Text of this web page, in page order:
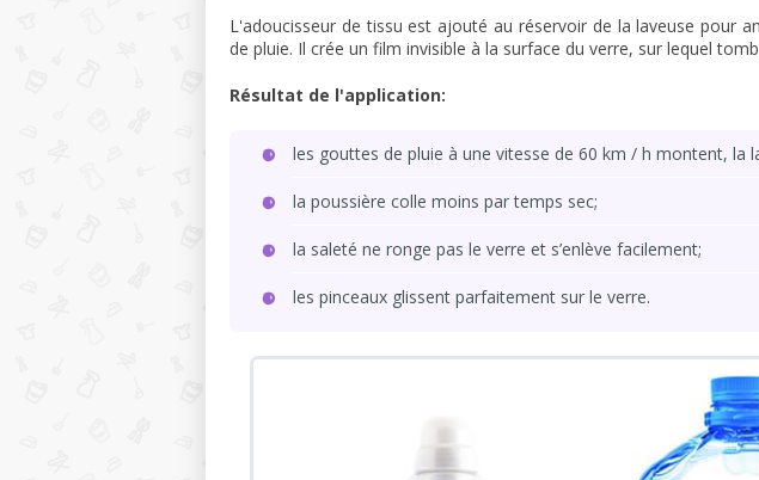
L'adoucisseur de tissu est ajouté au réservoir de la laveuse pour
de pluie. Il crée un film invisible à la surface du verre, sur lequel
Résultat de l'application:
les gouttes de pluie à une vitesse de 60 km / h montent, la
la poussière colle moins par temps sec;
la saleté ne ronge pas le verre et s’enlève facilement;
les pinceaux glissent parfaitement sur le verre.